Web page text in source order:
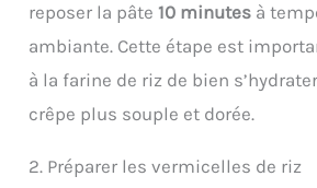
reposer la pâte10 minutes à
ambiante. Cette étape est
à la farine de riz de bien
crêpe plus souple et dorée.
2. Préparer les vermicelles de riz